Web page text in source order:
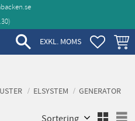
EXKL. MOMS
ELSYSTEM GENERATOR